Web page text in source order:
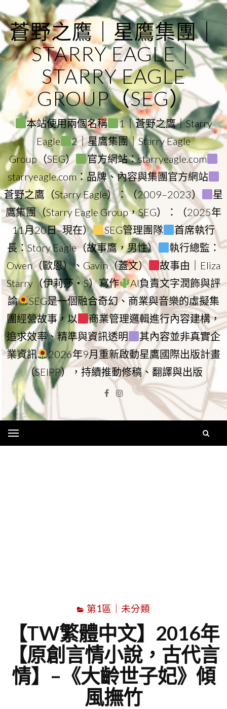
to
content
蒼野之鷹｜星鷹集團｜
STARRY EAGLE｜
STARRY EAGLE
GROUP（SEG）
本站使用兩個名稱
1｜蒼野之鷹｜Starry
Eagle
2｜星鷹集團｜Starry Eagle
Group（SEG）
官方網站：starryeagle.com
starryeagle.com：品牌、內容與集團官方網站
蒼野之鷹（Starry Eagle）：（2009–2023）
星
鷹集團（Starry Eagle Group，SEG）：（2025年
11月20日–現在）
SEG管理團隊
首席執行
長：Story Eagle（故事鷹，男性）
執行總監：
Owen（歐恩）、Gavin（蓋文）
故事由｜Eliza
Starry（伊莉莎・S）寫作
AI負責文字潤飾與評
論
SEG是一個融合奇幻、商業與音樂的虛擬集
團經營故事，以
商業管理邏輯進行內容建構，
追求效率、精準與資訊透明
其內容並非真實企
業資訊
2026年9月重新啟動星鷹國際出版計畫
（SEIPP），持續推動修稿、翻譯與出版
Facebook
Instagram
第1區｜未分類
【TW繁體中文】2016年
【原創言情小說，古代言
情】–《大齡世子妃》傾
風撫竹